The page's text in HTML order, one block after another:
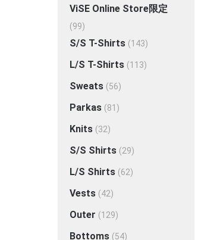
ViSE Online Store限定
(99)
S/S T-Shirts (143)
L/S T-Shirts (113)
Sweats (56)
Parkas (81)
Knits (32)
S/S Shirts (29)
L/S Shirts (62)
Vests (42)
Outer (129)
Bottoms (54)